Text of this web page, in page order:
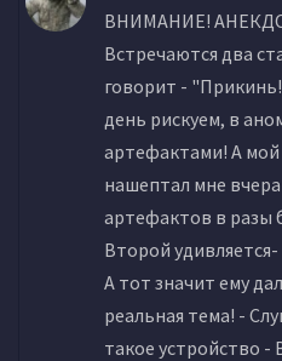
ВНИМАНИЕ!
Встречаются два
говорит -
день рискуем, в
артефактами! А
нашептал мне
артефактов в разы
Второй удивляется-
А тот значит ему
реальная тема! -
такое устройство